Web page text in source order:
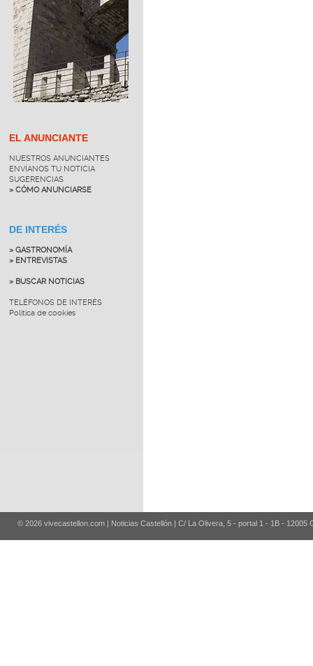
EL ANUNCIANTE
NUESTROS ANUNCIANTES
ENVÍANOS TU NOTICIA
SUGERENCIAS
» CÓMO ANUNCIARSE
DE INTERÉS
» GASTRONOMÍA
» ENTREVISTAS
» BUSCAR NOTICIAS
TELÉFONOS DE INTERÉS
Política de cookies
© 2026 vivecastellon.com | Noticias Castellón | C/ La Olivera, 5 - portal 1 - 1B - 12005